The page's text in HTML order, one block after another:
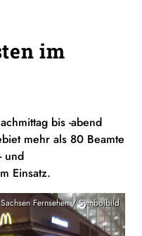
im
bis -abend
mehr als 80 Beamte
und
Einsatz.
Sachsen Fernsehen / Symbolbild